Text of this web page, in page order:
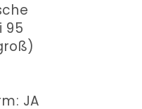
95
JA